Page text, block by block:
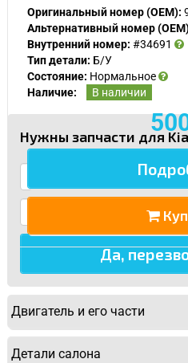
Оригинальный номер (OEM):
Альтернативный номер
Внутренний номер: #34691
Тип детали: Б/У
Состояние: Нормальное
Наличие:
В наличии
Нужны запчасти для
Двигатель и его части
Детали салона